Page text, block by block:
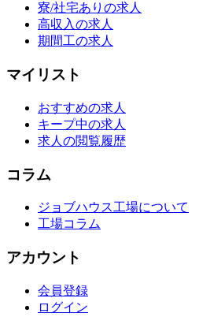
寮/社宅ありの求人
高収入の求人
期間工の求人
マイリスト
おすすめの求人
キープ中の求人
求人の閲覧履歴
コラム
ジョブハウス工場について
工場コラム
アカウント
会員登録
ログイン